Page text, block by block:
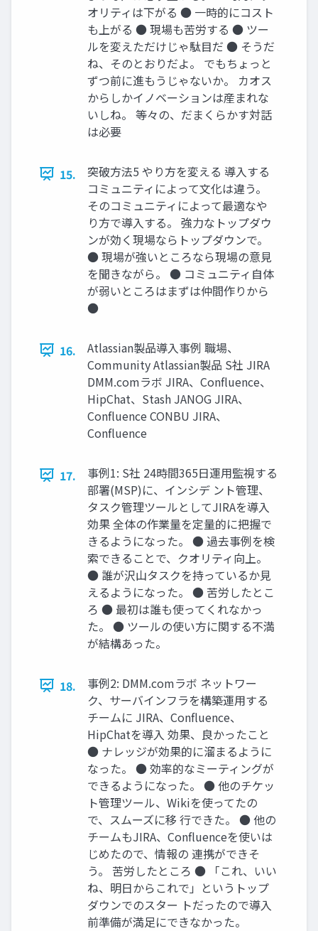
オリティは下がる ● 一時的にコスト
も上がる ● 現場も苦労する ● ツー
ルを変えただけじゃ駄目だ ● そうだ
ね、そのとおりだよ。 でもちょっと
ずつ前に進もうじゃないか。 カオス
からしかイノベーションは産まれな
いしね。 等々の、だまくらかす対話
は必要
15.
突破方法5 やり方を変える 導入する
コミュニティによって文化は違う。
そのコミュニティによって最適なや
り方で導入する。 強力なトップダウ
ンが効く現場ならトップダウンで。
● 現場が強いところなら現場の意見
を聞きながら。 ● コミュニティ自体
が弱いところはまずは仲間作りから
●
16.
Atlassian製品導入事例 職場、
Community Atlassian製品 S社 JIRA
DMM.comラボ JIRA、Confluence、
HipChat、Stash JANOG JIRA、
Confluence CONBU JIRA、
Confluence
17.
事例1: S社 24時間365日運用監視する
部署(MSP)に、インシデ ント管理、
タスク管理ツールとしてJIRAを導入
効果 全体の作業量を定量的に把握で
きるようになった。 ● 過去事例を検
索できることで、クオリティ向上。
● 誰が沢山タスクを持っているか見
えるようになった。 ● 苦労したとこ
ろ ● 最初は誰も使ってくれなかっ
た。 ● ツールの使い方に関する不満
が結構あった。
18.
事例2: DMM.comラボ ネットワー
ク、サーバインフラを構築運用する
チームに JIRA、Confluence、
HipChatを導入 効果、良かったこと
● ナレッジが効果的に溜まるように
なった。 ● 効率的なミーティングが
できるようになった。 ● 他のチケッ
ト管理ツール、Wikiを使ってたの
で、スムーズに移 行できた。 ● 他の
チームもJIRA、Confluenceを使いは
じめたので、情報の 連携ができそ
う。 苦労したところ ● 「これ、いい
ね、明日からこれで」というトップ
ダウンでのスター トだったので導入
前準備が満足にできなかった。